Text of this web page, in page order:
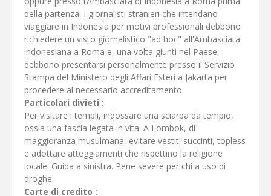
della partenza. I giornalisti stranieri che intendano
viaggiare in Indonesia per motivi professionali debbono
richiedere un visto giornalistico "ad hoc" all'Ambasciata
indonesiana a Roma e, una volta giunti nel Paese,
debbono presentarsi personalmente presso il Servizio
Stampa del Ministero degli Affari Esteri a Jakarta per
procedere al necessario accreditamento.
Particolari divieti :
Per visitare i templi, indossare una sciarpa da tempio,
ossia una fascia legata in vita. A Lombok, di
maggioranza musulmana, evitare vestiti succinti, topless
e adottare atteggiamenti che rispettino la religione
locale. Guida a sinistra. Pene severe per chi a uso di
droghe.
Carte di credito :